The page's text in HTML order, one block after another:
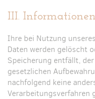
III.
Ihre bei Nutzung
Daten werden gelöscht
Speicherung entfällt,
gesetzlichen
nachfolgend keine
Verarbeitungsverfahren